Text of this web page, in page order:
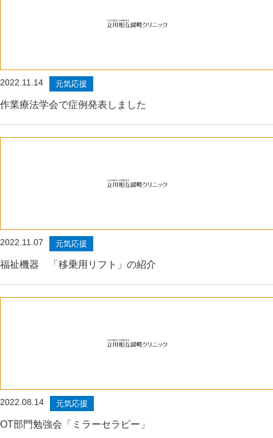
2022.11.14 元気応援
作業療法学会で症例発表しました
2022.11.07 元気応援
福祉機器 「移乗用リフト」の紹介
2022.08.14 元気応援
OT部門勉強会「ミラーセラピー」